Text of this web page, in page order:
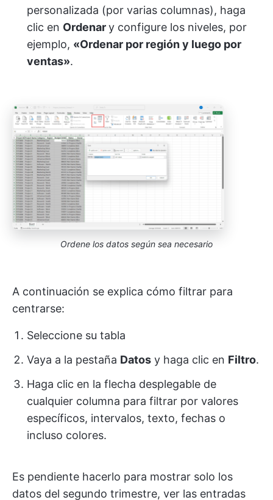
personalizada (por varias columnas), haga
clic en Ordenary configure los niveles, por
ejemplo, «Ordenar por región y luego por
ventas».
Ordene los datos según sea necesario
A continuación se explica cómo filtrar para
centrarse:
Seleccione su tabla
Vaya a la pestaña Datos y haga clic en Filtro.
Haga clic en la flecha desplegable de
cualquier columna para filtrar por valores
específicos, intervalos, texto, fechas o
incluso colores.
Es pendiente hacerlo para mostrar solo los
datos del segundo trimestre, ver las entradas